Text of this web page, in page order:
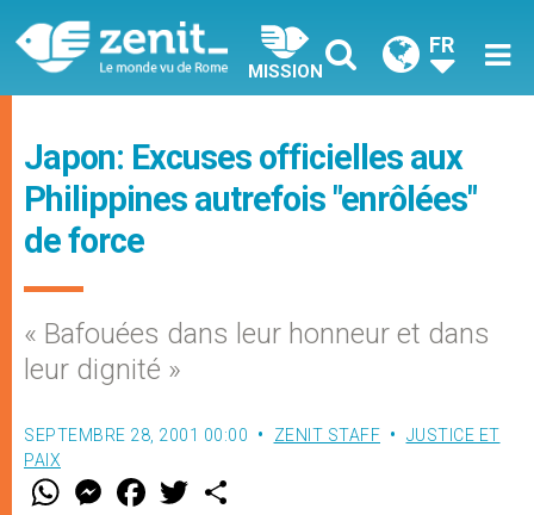
MISSION
FR
Japon: Excuses officielles aux
Philippines autrefois "enrôlées"
de force
« Bafouées dans leur honneur et dans
leur dignité »
SEPTEMBRE 28, 2001 00:00 ZENIT STAFF
JUSTICE ET
PAIX
W M
e
F
a w